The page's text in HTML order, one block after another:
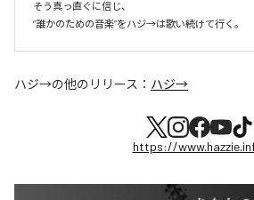
そう真っ直ぐに信じ、
ハジ→の他のリリース： ハジ→
https://